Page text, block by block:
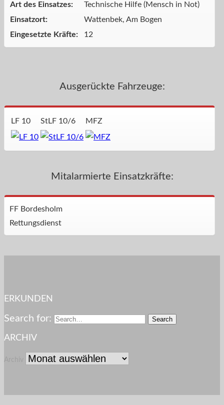
Art des Einsatzes:
Technische Hilfe (Mensch in Not)
Einsatzort:
Wattenbek, Am Bogen
Eingesetzte Kräfte:
12
Ausgerückte Fahrzeuge:
LF 10 StLF 10/6 MFZ
Mitalarmierte Einsatzkräfte:
FF Bordesholm
Rettungsdienst
ERKUNDEN
Search for:
ARCHIV